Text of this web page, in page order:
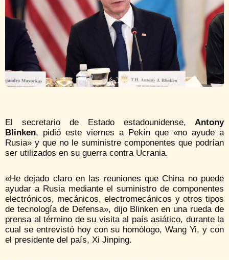
El secretario de Estado estadounidense, Antony
Blinken, pidió este viernes a Pekín que «no ayude a
Rusia» y que no le suministre componentes que podrían
ser utilizados en su guerra contra Ucrania.
«He dejado claro en las reuniones que China no puede
ayudar a Rusia mediante el suministro de componentes
electrónicos, mecánicos, electromecánicos y otros tipos
de tecnología de Defensa», dijo Blinken en una rueda de
prensa al término de su visita al país asiático, durante la
cual se entrevistó hoy con su homólogo, Wang Yi, y con
el presidente del país, Xi Jinping.